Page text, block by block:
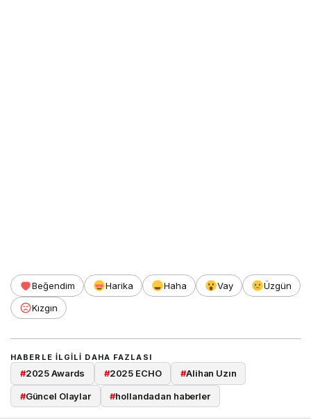
Beğendim Harika Haha Vay
Üzgün
Kızgın
HABERLE ILGILI DAHA FAZLASI
#2025 Awards #2025 ECHO #Alihan Uzın
#Güncel Olaylar #hollandadan haberler